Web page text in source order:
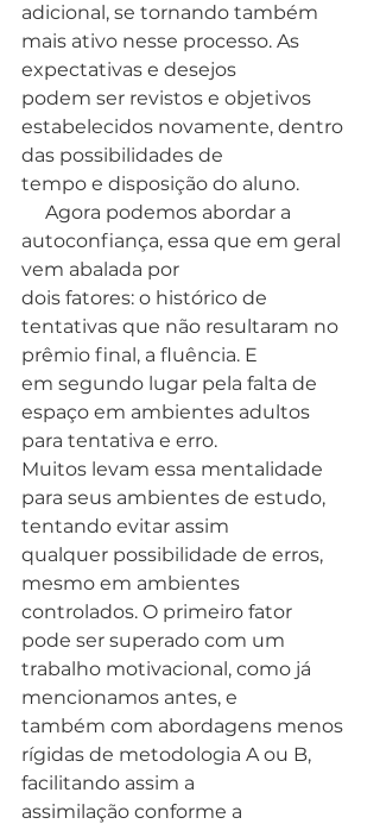
adicional, se tornando também
mais ativo nesse processo. As
expectativas e desejos
podem ser revistos e objetivos
estabelecidos novamente, dentro
das possibilidades de
tempo e disposição do aluno.
autoconfiança, essa que em geral
vem abalada por
dois fatores: o histórico de
tentativas que não resultaram no
prêmio final, a fluência. E
em segundo lugar pela falta de
espaço em ambientes adultos
para tentativa e erro.
Muitos levam essa mentalidade
para seus ambientes de estudo,
tentando evitar assim
qualquer possibilidade de erros,
mesmo em ambientes
controlados. O primeiro fator
pode ser superado com um
trabalho motivacional, como já
mencionamos antes, e
também com abordagens menos
rígidas de metodologia A ou B,
facilitando assim a
assimilação conforme a